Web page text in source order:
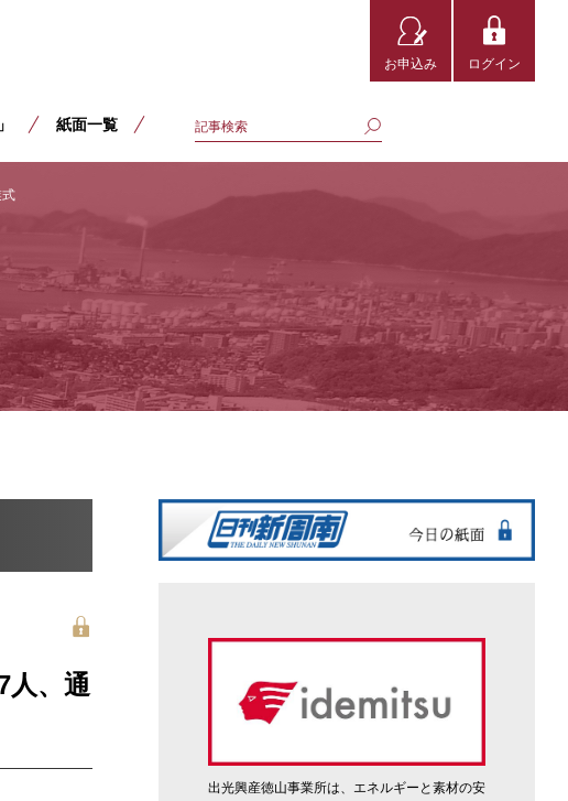
お申込み ログイン
紙面一覧
人、通
出光興産徳山事業所は、エネルギーと素材の安